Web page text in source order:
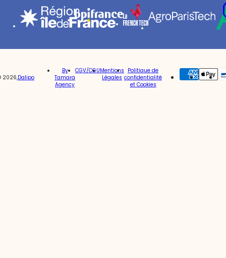
2026,Dalipo
By
Tamara
Agency
CGV/CGUMentions
Légales
Politique de
confidentialité
et Cookies